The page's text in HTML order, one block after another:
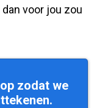
voor jou zou
zodat we